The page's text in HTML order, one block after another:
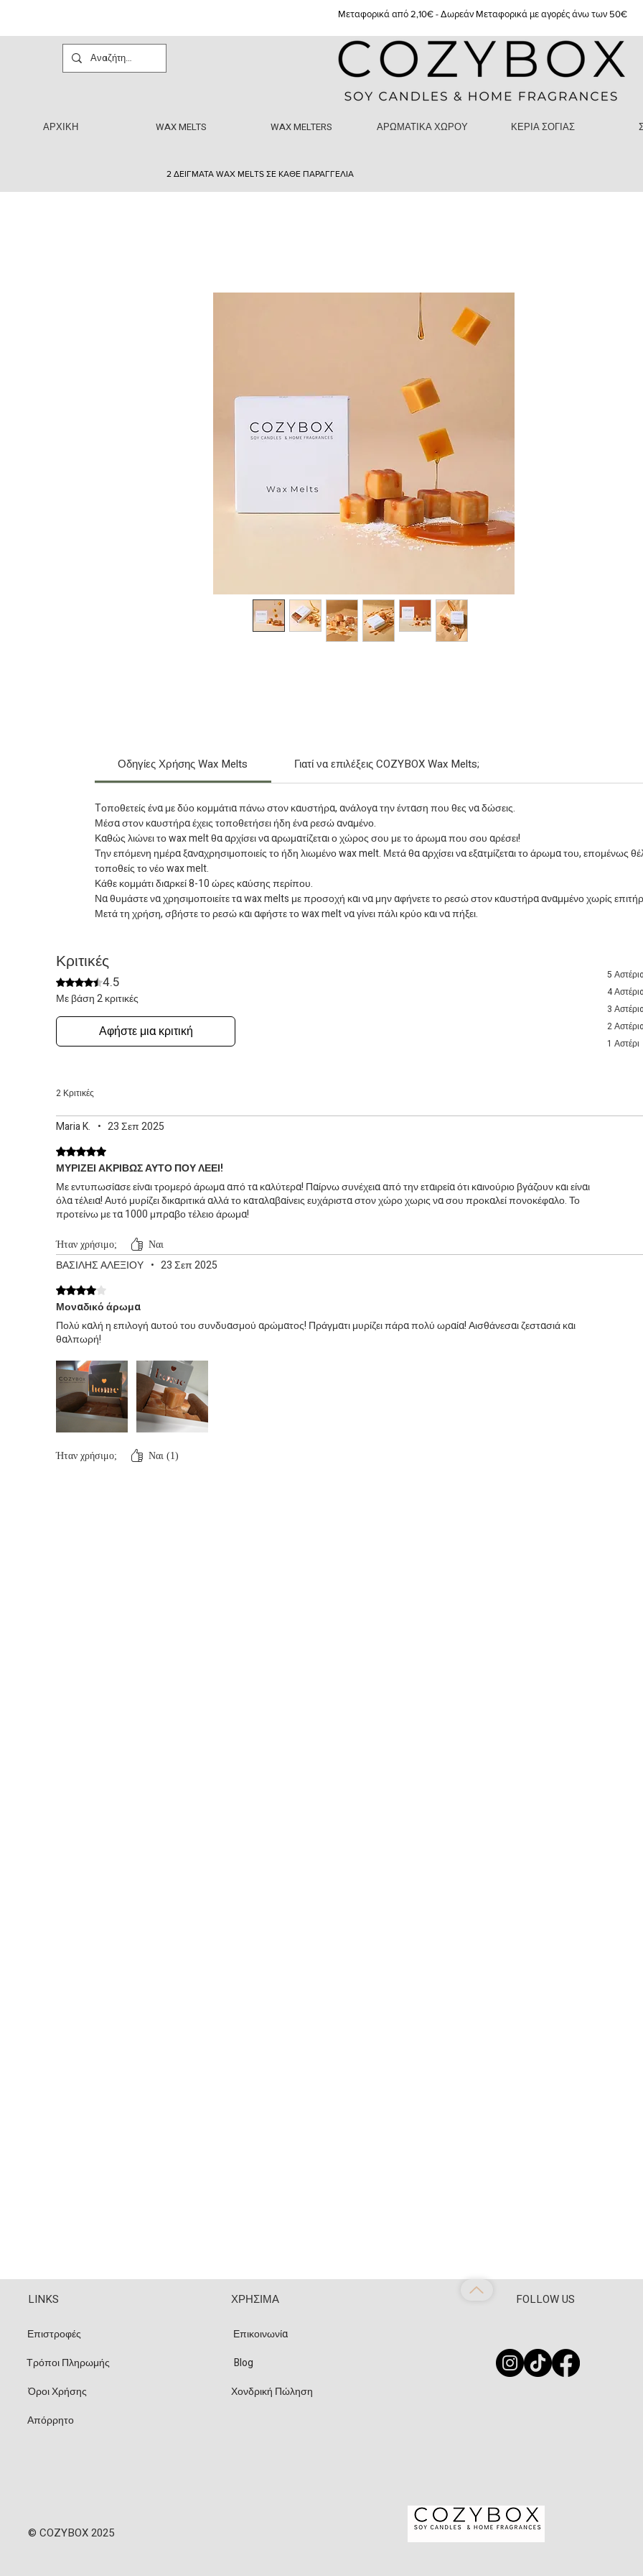
Μεταφορικά από 2,10€ - Δωρεάν Μεταφορικά με αγορές άνω των 50€
ΑΡΧΙΚΗ WAX MELTS WAX MELTERS ΑΡΩΜΑΤΙΚΑ ΧΩΡΟΥ ΚΕΡΙΑ ΣΟΓΙΑΣ
2 ΔΕΙΓΜΑΤΑ WAX MELTS ΣΕ ΚΑΘΕ ΠΑΡΑΓΓΕΛΙΑ
Οδηγίες Χρήσης Wax Melts Γιατί να επιλέξεις COZYBOX Wax Melts;
Tοποθετείς ένα με δύο κομμάτια πάνω στον καυστήρα, ανάλογα την ένταση που θες να δώσεις.
Μέσα στον καυστήρα έχεις τοποθετήσει ήδη ένα ρεσώ αναμένο.
Καθώς λιώνει το wax melt θα αρχίσει να αρωματίζεται ο χώρος σου με το άρωμα που σου αρέσει!
Την επόμενη ημέρα ξαναχρησιμοποιείς το ήδη λιωμένο wax melt. Μετά θα αρχίσει να εξατμίζεται το άρωμα του, επομένως
τοποθείς το νέο wax melt.
Κάθε κομμάτι διαρκεί 8-10 ώρες καύσης περίπου.
Να θυμάστε να χρησιμοποιείτε τα wax melts με προσοχή και να μην αφήνετε το ρεσώ στον καυστήρα αναμμένο χωρίς
Μετά τη χρήση, σβήστε το ρεσώ και αφήστε το wax melt να γίνει πάλι κρύο και να πήξει.
Κριτικές
Βαθμολογήθηκε με 4,5 από 5 αστέρια.
4.5
Με βάση 2 κριτικές
Αφήστε μια κριτική
5
4
3
2
1 Αστέρι
2 Κριτικές
Maria K. • 23 Σεπ 2025
Βαθμολογήθηκε με 5 από 5 αστέρια.
ΜΥΡΙΖΕΙ ΑΚΡΙΒΩΣ ΑΥΤΟ ΠΟΥ ΛΕΕΙ!
Με εντυπωσίασε είναι τρομερό άρωμα από τα καλύτερα! Παίρνω συνέχεια από την εταιρεία ότι καινούριο βγάζουν και είναι
όλα τέλεια! Αυτό μυρίζει δικαριτικά αλλά το καταλαβαίνεις ευχάριστα στον χώρο χωρις να σου προκαλεί πονοκέφαλο. Το
προτείνω με τα 1000 μπραβο τέλειο άρωμα!
Ήταν χρήσιμο; Ναι
ΒΑΣΙΛΗΣ ΑΛΕΞΙΟΥ • 23 Σεπ 2025
Βαθμολογήθηκε με 4 από 5 αστέρια.
Μοναδικό άρωμα
Πολύ καλή η επιλογή αυτού του συνδυασμού αρώματος! Πράγματι μυρίζει πάρα πολύ ωραία! Αισθάνεσαι ζεστασιά και
θαλπωρή!
Ήταν χρήσιμο; Ναι (1)
LINKS
Επιστροφές
Τρόποι Πληρωμής
Όροι Χρήσης
ΧΡΗΣΙΜΑ
Επικοινωνία
Blog
Χονδρική Πώληση
Απόρρητο
FOLLOW US
© COZYBOX 2025